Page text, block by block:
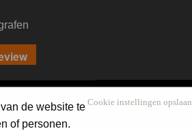
Cookie instellingen opslaan
de website te
of personen.